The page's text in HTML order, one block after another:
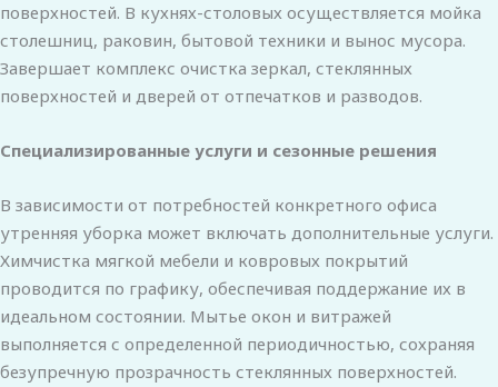
поверхностей. В кухнях-столовых осуществляется мойка
столешниц, раковин, бытовой техники и вынос мусора.
Завершает комплекс очистка зеркал, стеклянных
поверхностей и дверей от отпечатков и разводов.
Специализированные услуги и сезонные решения
В зависимости от потребностей конкретного офиса
утренняя уборка может включать дополнительные услуги.
Химчистка мягкой мебели и ковровых покрытий
проводится по графику, обеспечивая поддержание их в
идеальном состоянии. Мытье окон и витражей
выполняется с определенной периодичностью, сохраняя
безупречную прозрачность стеклянных поверхностей.